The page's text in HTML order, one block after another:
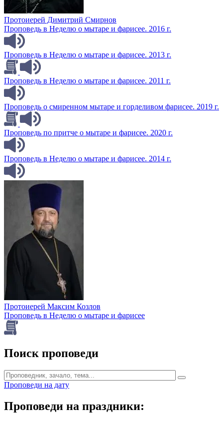
Протоиерей Димитрий Смирнов
Проповедь в Неделю о мытаре и фарисее. 2016 г.
Проповедь в Неделю о мытаре и фарисее. 2013 г.
Проповедь в Неделю о мытаре и фарисее. 2011 г.
Проповедь о смиренном мытаре и горделивом фарисее. 2019 г.
Проповедь по притче о мытаре и фарисее. 2020 г.
Проповедь в Неделю о мытаре и фарисее. 2014 г.
Протоиерей Максим Козлов
Проповедь в Неделю о мытаре и фарисее
Поиск проповеди
Проповеди на дату
Проповеди на праздники: